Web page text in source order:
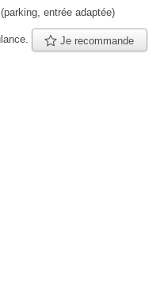
(parking, entrée adaptée)
Je recommande